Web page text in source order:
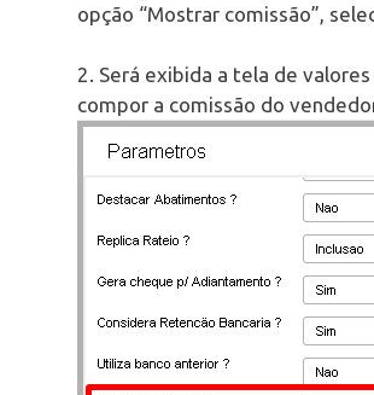
opção “Mostrar comissão”,
2. Será exibida a tela de
compor a comissão do